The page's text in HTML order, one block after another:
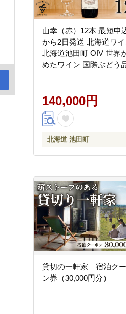
山幸（赤）12本 最短申
から2日発送 北海道ワイ
北海道池田町 OIV 世界
めたワイン 国際ぶどう
140,000円
北海道 池田町
貸切の一軒家 宿泊ク
ン券（30,000円分）